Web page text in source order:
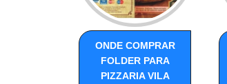
ONDE COMPRAR
FOLDER PARA
PIZZARIA VILA